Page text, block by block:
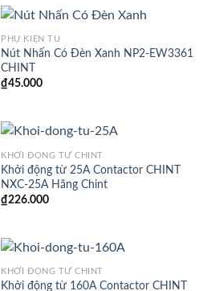
PHỤ KIỆN TỦ
Nút Nhấn Có Đèn Xanh NP2-EW3361
CHINT
₫45.000
KHỞI ĐỘNG TỪ CHINT
Khởi động từ 25A Contactor CHINT
NXC-25A Hãng Chint
₫226.000
KHỞI ĐỘNG TỪ CHINT
Khởi động từ 160A Contactor CHINT